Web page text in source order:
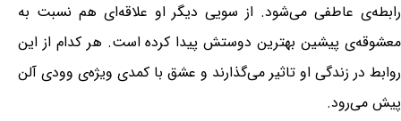
رابطه‌ی عاطفی می‌شود. از سویی دیگر او علاقه‌ای هم نسبت به
معشوقه‌ی پیشین بهترین دوستش پیدا کرده است. هر کدام از این
روابط در زندگی او تاثیر می‌گذارند و عشق با کمدی ویژه‌ی وودی آلن
پیش می‌رود.